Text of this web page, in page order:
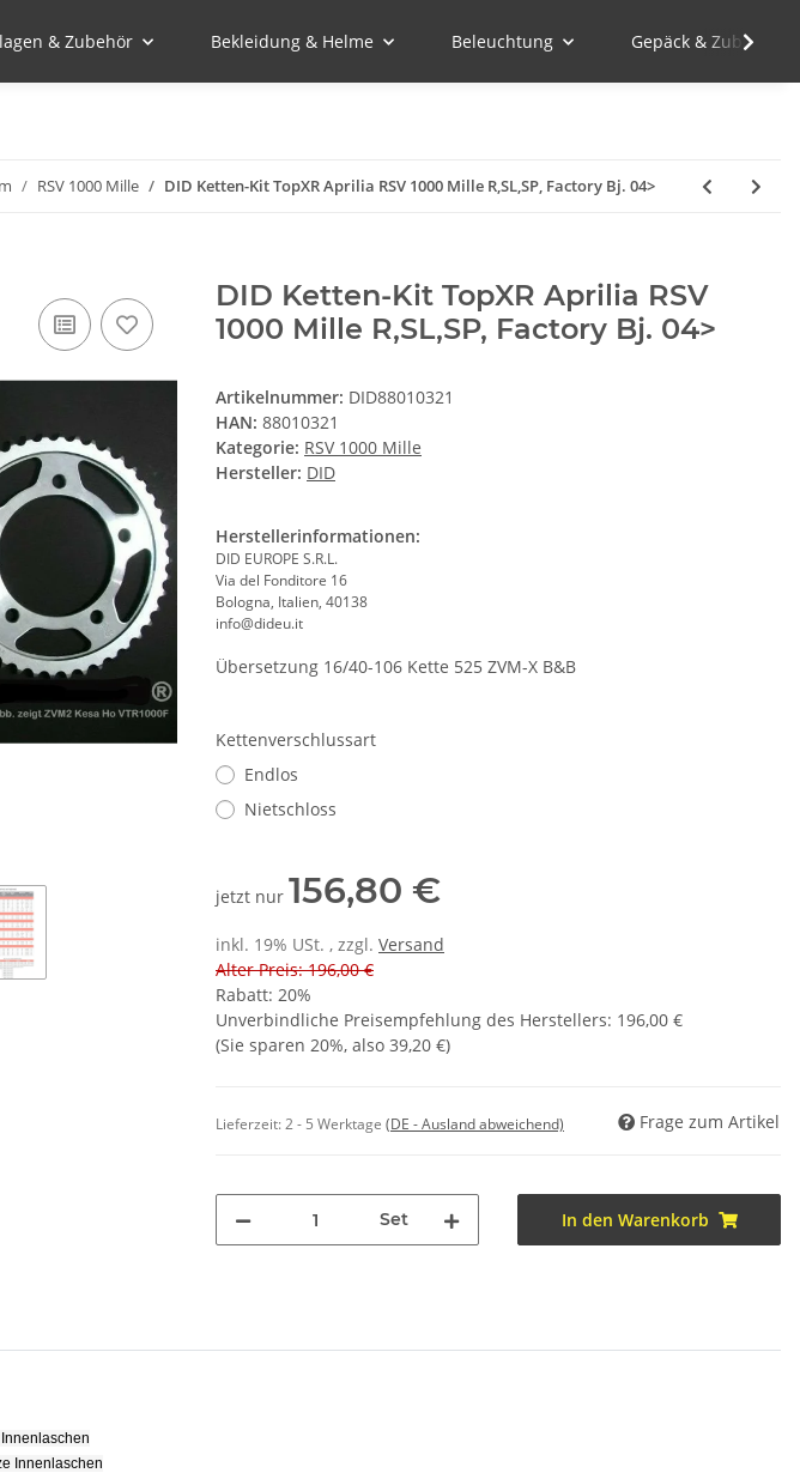
& Zubehör Bekleidung & Helme Beleuchtung Gepäck & Zubehör
RSV 1000 Mille DID Ketten-Kit TopXR Aprilia RSV 1000 Mille R,SL,SP, Factory Bj. 04>
DID Ketten-Kit TopXR Aprilia RSV
1000 Mille R,SL,SP, Factory Bj. 04>
Artikelnummer: DID88010321
HAN: 88010321
Kategorie: RSV 1000 Mille
Hersteller: DID
Herstellerinformationen:
DID EUROPE S.R.L.
Via del Fonditore 16
Bologna, Italien, 40138
info@dideu.it
Übersetzung 16/40-106 Kette 525 ZVM-X B&B
Kettenverschlussart
Endlos
Nietschloss
jetzt nur 156,80 €
inkl. 19% USt. , zzgl. Versand
Alter Preis: 196,00 €
Rabatt: 20%
Unverbindliche Preisempfehlung des Herstellers: 196,00 €
(Sie sparen 20%, also 39,20 €)
Lieferzeit:2 - 5 Werktage (DE - Ausland abweichend) Frage zum Artikel
Set In den Warenkorb
Innenlaschen